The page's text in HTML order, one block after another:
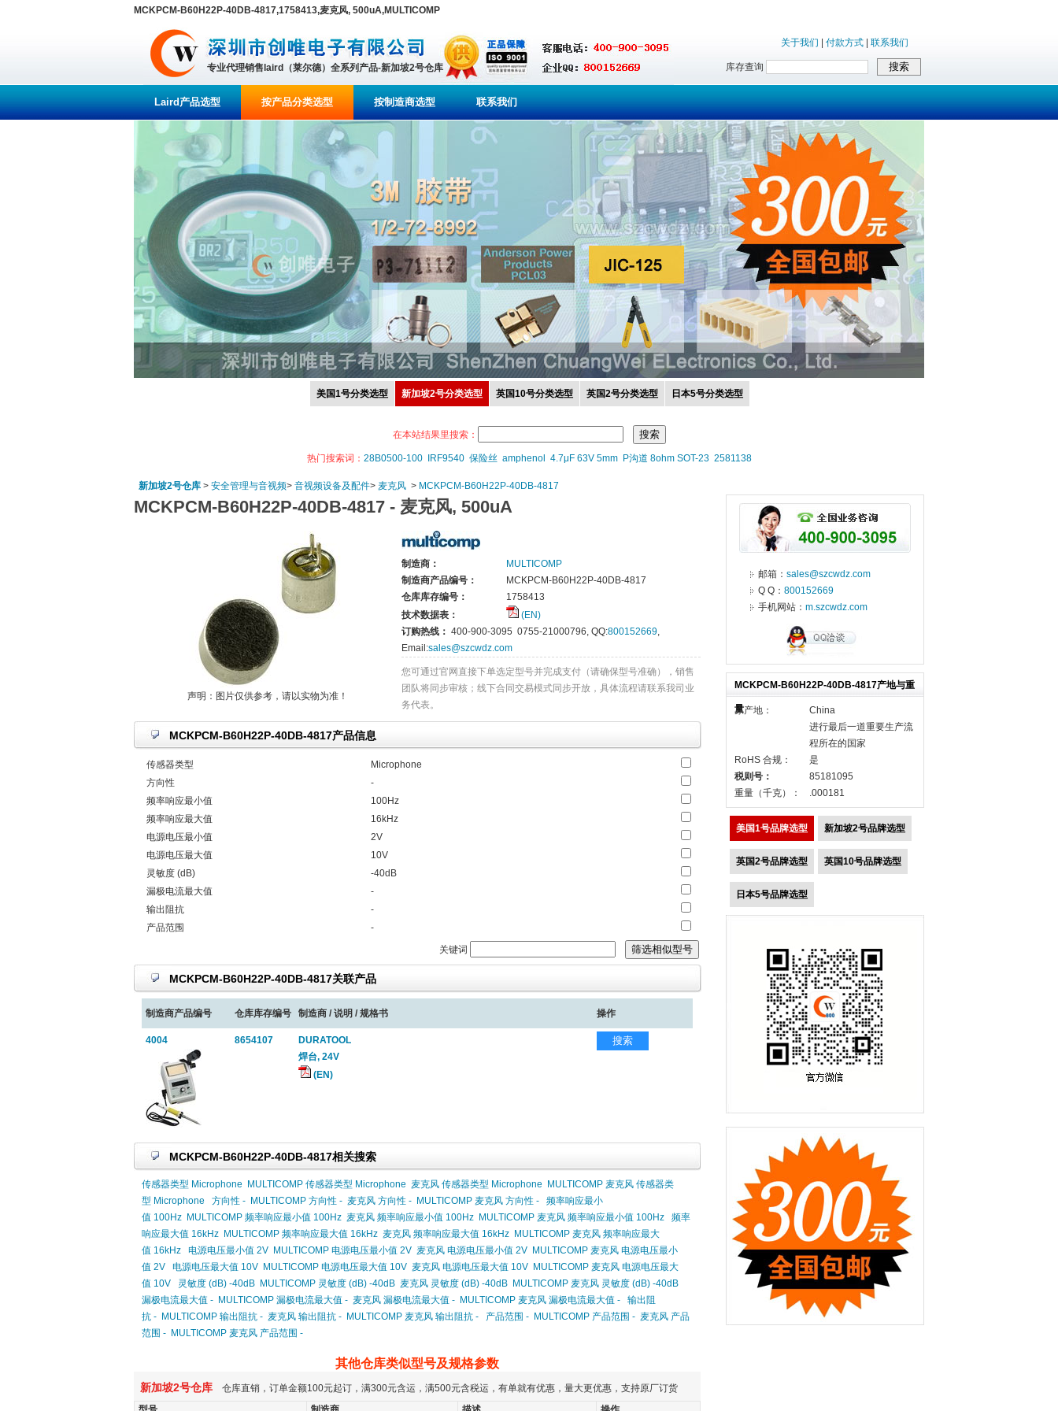
MCKPCM-B60H22P-40DB-4817,1758413,麦克风, 500uA,MULTICOMP
专业代理销售laird（莱尔德）全系列产品-新加坡2号仓库
关于我们 付款方式 联系我们
库存查询
Laird产品选型 按产品分类选型 按制造商选型 联系我们
美国1号分类选型 新加坡2号分类选型 英国10号分类选型 英国2号分类选型 日本5号分类选型
在本站结果里搜索：
热门搜索词： 28B0500-100 IRF9540 保险丝 amphenol 4.7μF 63V 5mm P沟道 8ohm SOT-23 2581138
新加坡2号仓库 > 安全管理与音视频> 音视频设备及配件> 麦克风 > MCKPCM-B60H22P-40DB-4817
MCKPCM-B60H22P-40DB-4817 - 麦克风, 500uA
声明：图片仅供参考，请以实物为准！
制造商：
MULTICOMP
制造商产品编号：
MCKPCM-B60H22P-40DB-4817
仓库库存编号：
1758413
技术数据表：
(EN)
订购热线： 400-900-3095 0755-21000796, QQ:800152669,
Email:sales@szcwdz.com
您可通过官网直接下单选定型号并完成支付（请确保型号准确），销售
团队将同步审核；线下合同交易模式同步开放，具体流程请联系我司业
务代表。
MCKPCM-B60H22P-40DB-4817产品信息
传感器类型
Microphone
方向性
-
频率响应最小值
100Hz
频率响应最大值
16kHz
电源电压最小值
2V
电源电压最大值
10V
灵敏度 (dB)
-40dB
漏极电流最大值
-
输出阻抗
-
产品范围
-
关键词
MCKPCM-B60H22P-40DB-4817关联产品
制造商产品编号 仓库库存编号 制造商 / 说明 / 规格书 操作
4004 8654107
DURATOOL
焊台, 24V
(EN)
搜索
MCKPCM-B60H22P-40DB-4817相关搜索
传感器类型 Microphone MULTICOMP 传感器类型 Microphone 麦克风 传感器类型 Microphone
MULTICOMP 麦克风 传感器类
型 Microphone
方向性 - MULTICOMP 方向性 - 麦克风 方向性 - MULTICOMP 麦克风 方向性 -
频率响应最小
值 100Hz MULTICOMP 频率响应最小值 100Hz 麦克风 频率响应最小值 100Hz MULTICOMP 麦克风 频率响应最小值 100Hz
频率
响应最大值 16kHz MULTICOMP 频率响应最大值 16kHz 麦克风 频率响应最大值 16kHz MULTICOMP 麦克风 频率响应最大
值 16kHz
电源电压最小值 2V MULTICOMP 电源电压最小值 2V 麦克风 电源电压最小值 2V MULTICOMP 麦克风 电源电压最小
值 2V
电源电压最大值 10V MULTICOMP 电源电压最大值 10V 麦克风 电源电压最大值 10V MULTICOMP 麦克风 电源电压最大
值 10V
灵敏度 (dB) -40dB MULTICOMP 灵敏度 (dB) -40dB 麦克风 灵敏度 (dB) -40dB MULTICOMP 麦克风 灵敏度 (dB) -40dB
漏极电流最大值 - MULTICOMP 漏极电流最大值 - 麦克风 漏极电流最大值 - MULTICOMP 麦克风 漏极电流最大值 -
输出阻
抗 - MULTICOMP 输出阻抗 - 麦克风 输出阻抗 - MULTICOMP 麦克风 输出阻抗 - 产品范围 - MULTICOMP 产品范围 - 麦克风 产品
范围 - MULTICOMP 麦克风 产品范围 -
其他仓库类似型号及规格参数
新加坡2号仓库 仓库直销，订单金额100元起订，满300元含运，满500元含税运，有单就有优惠，量大更优惠，支持原厂订货
邮箱： sales@szcwdz.com
Q Q： 800152669
手机网站： m.szcwdz.com
MCKPCM-B60H22P-40DB-4817产地与重
量
原产地：
China
进行最后一道重要生产流
程所在的国家
RoHS 合规：
是
税则号：
85181095
重量（千克）：
.000181
美国1号品牌选型 新加坡2号品牌选型
英国2号品牌选型 英国10号品牌选型
日本5号品牌选型